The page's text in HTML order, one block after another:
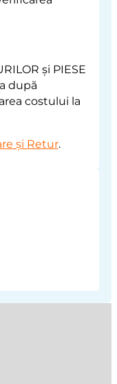
și PIESE
după
costului la
și Retur.